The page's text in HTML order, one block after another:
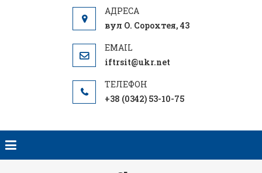
вул О. Сорохтея, 43
iftrsit@ukr.net
+38 (0342) 53-10-75